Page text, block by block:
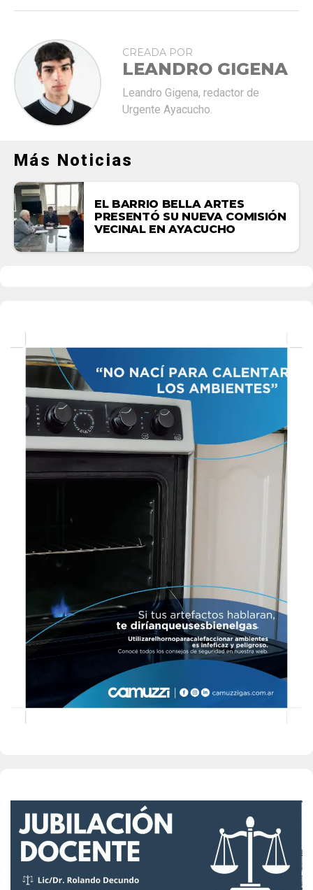
CREADA POR
LEANDRO GIGENA
Leandro Gigena, redactor de
Urgente Ayacucho.
Más Noticias
EL BARRIO BELLA ARTES
PRESENTÓ SU NUEVA COMISIÓN
VECINAL EN AYACUCHO